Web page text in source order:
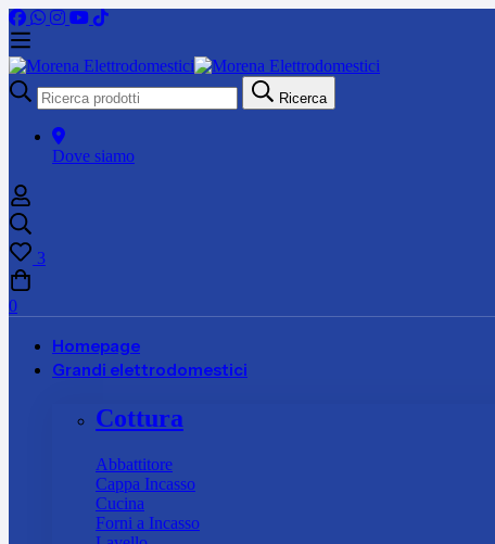
Ricerca
per:
Ricerca
Dove siamo
3
0
Homepage
Grandi elettrodomestici
Cottura
Abbattitore
Cappa Incasso
Cucina
Forni a Incasso